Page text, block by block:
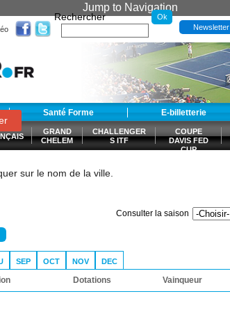
Jump to Navigation
Rechercher
Newsletter
Santé Forme E-billetterie
GRAND
CHELEM
CHALLENGER
S ITF
COUPE
DAVIS FED
CUP
sur le nom de la ville.
Consulter la saison
SEP OCT NOV DEC
Dotations Vainqueur